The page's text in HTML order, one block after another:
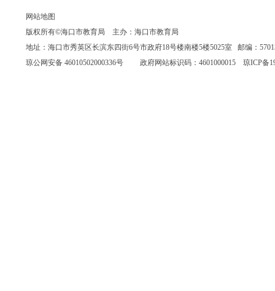
网站地图
版权所有©海口市教育局 主办：海口市教育局
地址：海口市秀英区长滨东四街6号市政府18号楼南楼5楼5025室 邮编：
琼公网安备 46010502000336号 政府网站标识码：4601000015 琼ICP备